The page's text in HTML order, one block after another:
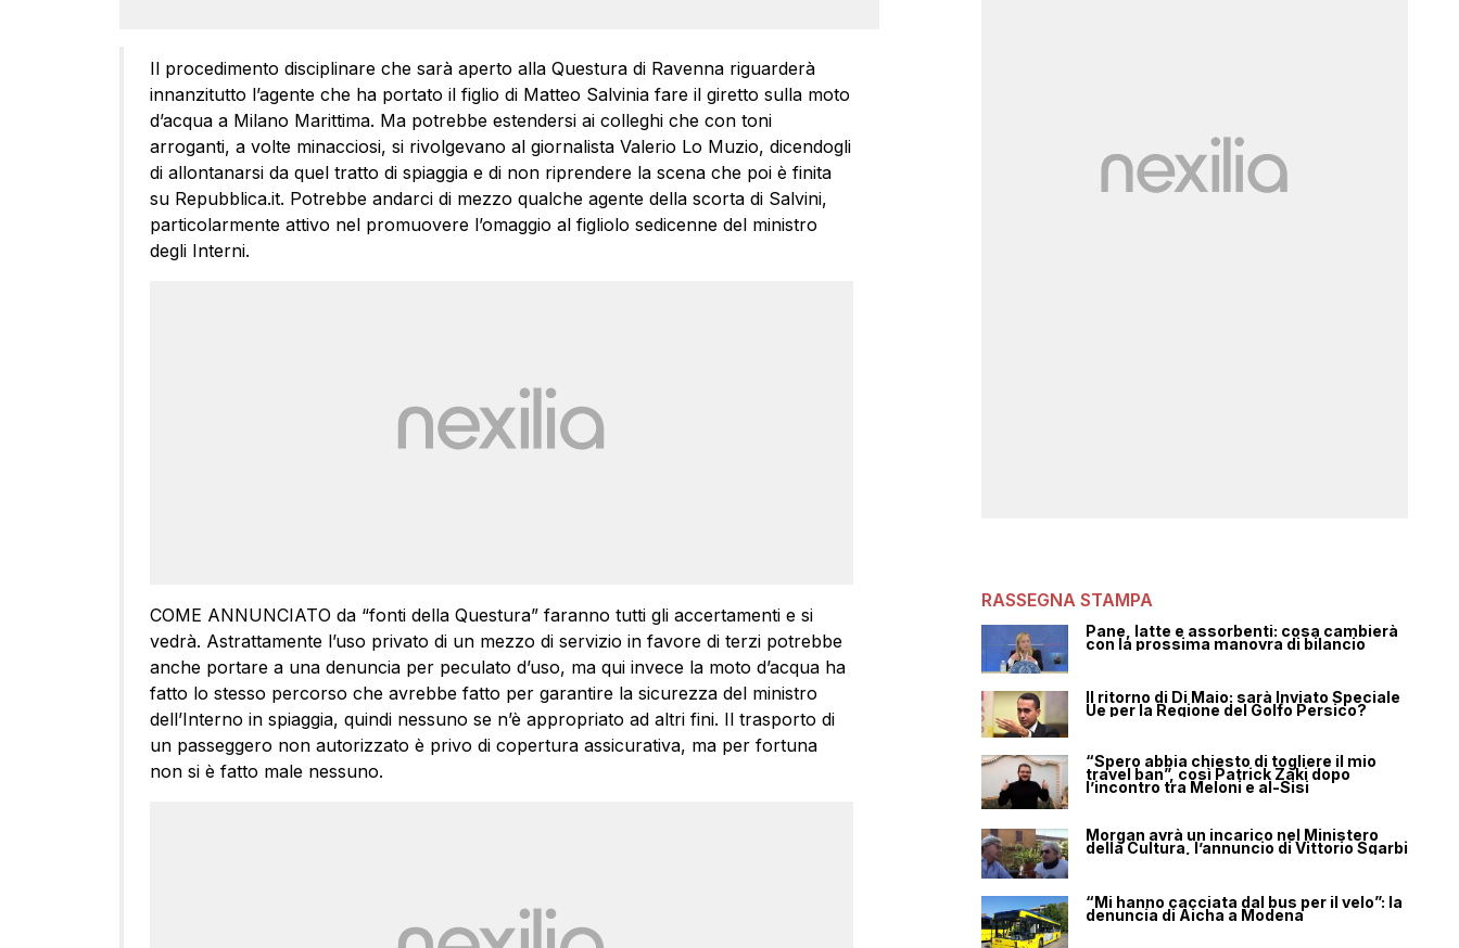
Il procedimento disciplinare che sarà aperto alla Questura di Ravenna riguarderà
innanzitutto l’agente che ha portato il figlio di Matteo Salvinia fare il giretto sulla moto
d’acqua a Milano Marittima. Ma potrebbe estendersi ai colleghi che con toni
arroganti, a volte minacciosi, si rivolgevano al giornalista Valerio Lo Muzio, dicendogli
di allontanarsi da quel tratto di spiaggia e di non riprendere la scena che poi è finita
su Repubblica.it. Potrebbe andarci di mezzo qualche agente della scorta di Salvini,
particolarmente attivo nel promuovere l’omaggio al figliolo sedicenne del ministro
degli Interni.
COME ANNUNCIATO da “fonti della Questura” faranno tutti gli accertamenti e si
vedrà. Astrattamente l’uso privato di un mezzo di servizio in favore di terzi potrebbe
anche portare a una denuncia per peculato d’uso, ma qui invece la moto d’acqua ha
fatto lo stesso percorso che avrebbe fatto per garantire la sicurezza del ministro
dell’Interno in spiaggia, quindi nessuno se n’è appropriato ad altri fini. Il trasporto di
un passeggero non autorizzato è privo di copertura assicurativa, ma per fortuna
non si è fatto male nessuno.
RASSEGNA STAMPA
Pane, latte e assorbenti: cosa cambierà
con la prossima manovra di bilancio
Il ritorno di Di Maio: sarà Inviato Speciale
Ue per la Regione del Golfo Persico?
“Spero abbia chiesto di togliere il mio
travel ban”, così Patrick Zaki dopo
l’incontro tra Meloni e al-Sisi
Morgan avrà un incarico nel Ministero
della Cultura, l’annuncio di Vittorio Sgarbi
“Mi hanno cacciata dal bus per il velo”: la
denuncia di Aicha a Modena